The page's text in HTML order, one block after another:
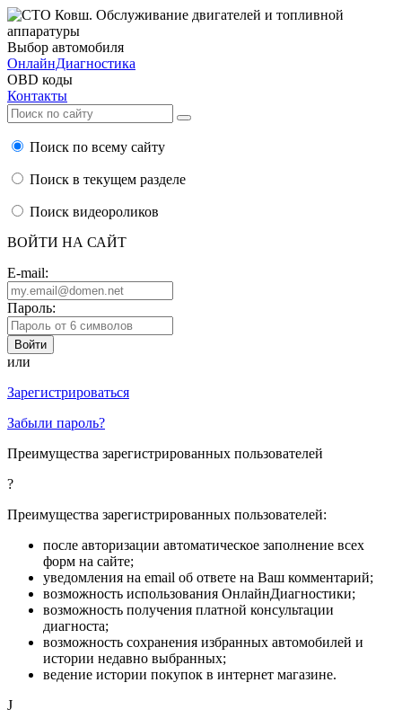
Выбор автомобиля
ОнлайнДиагностика
OBD коды
Контакты
Поиск по всему сайту
Поиск в текущем разделе
Поиск видеороликов
ВОЙТИ НА САЙТ
E-mail:
Пароль:
или
Зарегистрироваться
Забыли пароль?
Преимущества зарегистрированных пользователей
?
Преимущества зарегистрированных пользователей:
после авторизации автоматическое заполнение всех
форм на сайте;
уведомления на email об ответе на Ваш комментарий;
возможность использования ОнлайнДиагностики;
возможность получения платной консультации
диагноста;
возможность сохранения избранных автомобилей и
истории недавно выбранных;
ведение истории покупок в интернет магазине.
J